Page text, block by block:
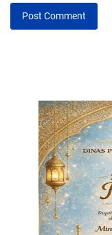
Post Comment